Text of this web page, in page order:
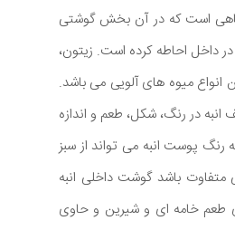
است که در آن بخش گوشتی
در داخل احاطه کرده است. زیتون،
انواع میوه های آلویی می باشد.
انبه در رنگ، شکل، طعم و اندازه
رنگ پوست انبه می تواند از سبز
متفاوت باشد گوشت داخلی انبه
طعم خامه ای و شیرین و حاوی